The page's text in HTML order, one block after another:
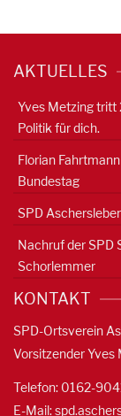
AKTUELLES
Yves Metzing tritt
Politik für dich.
Florian
Bundestag
SPD
Nachruf der SPD
Schorlemmer
KONTAKT
SPD-Ortsverein
Vorsitzender Yves
Telefon: 0162-
E-Mail: